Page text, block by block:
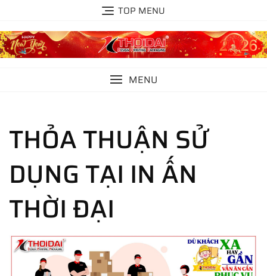
content
TOP MENU
MENU
THỎA THUẬN SỬ
DỤNG TẠI IN ẤN
THỜI ĐẠI